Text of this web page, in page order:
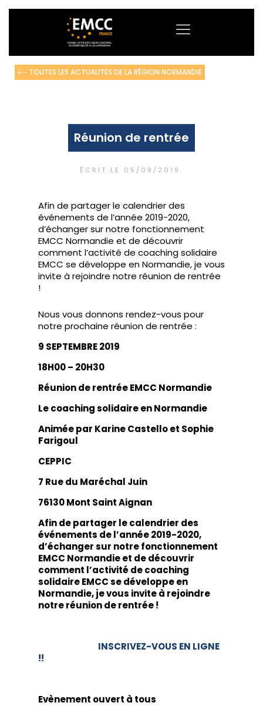
TOUTES LES ACTUALITÉS DE LA RÉGION NORMANDIE
Réunion de rentrée
ÉCRIT LE 05/09/2019 .
Afin de partager le calendrier des
événements de l’année 2019-2020,
d’échanger sur notre fonctionnement
EMCC Normandie et de découvrir
comment l’activité de coaching solidaire
EMCC se développe en Normandie, je vous
invite à rejoindre notre réunion de rentrée
!
Nous vous donnons rendez-vous pour
notre prochaine réunion de rentrée :
9 SEPTEMBRE 2019
18H00 – 20H30
Réunion de rentrée EMCC Normandie
Le coaching solidaire en Normandie
Animée par Karine Castello et Sophie
Farigoul
CEPPIC
7 Rue du Maréchal Juin
76130 Mont Saint Aignan
Afin de partager le calendrier des
événements de l’année 2019-2020,
d’échanger sur notre fonctionnement
EMCC Normandie et de découvrir
comment l’activité de coaching
solidaire EMCC se développe en
Normandie, je vous invite à rejoindre
notre réunion de rentrée !
INSCRIVEZ-VOUS EN LIGNE
!!
Evènement ouvert à tous